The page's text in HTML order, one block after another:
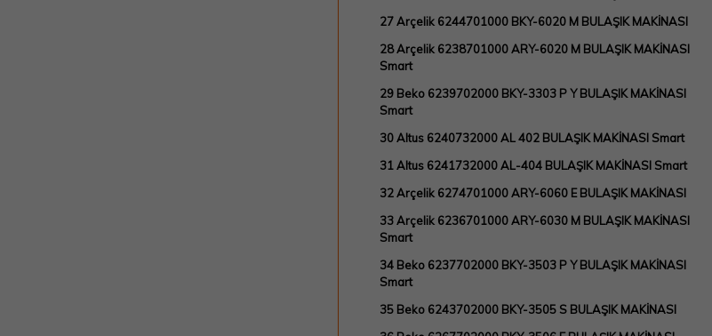
27 Arçelik 6244701000 BKY-6020 M BULAŞIK MAKİNASI
28 Arçelik 6238701000 ARY-6020 M BULAŞIK MAKİNASI
Smart
29 Beko 6239702000 BKY-3303 P Y BULAŞIK MAKİNASI
Smart
30 Altus 6240732000 AL 402 BULAŞIK MAKİNASI Smart
31 Altus 6241732000 AL-404 BULAŞIK MAKİNASI Smart
32 Arçelik 6274701000 ARY-6060 E BULAŞIK MAKİNASI
33 Arçelik 6236701000 ARY-6030 M BULAŞIK MAKİNASI
Smart
34 Beko 6237702000 BKY-3503 P Y BULAŞIK MAKİNASI
Smart
35 Beko 6243702000 BKY-3505 S BULAŞIK MAKİNASI